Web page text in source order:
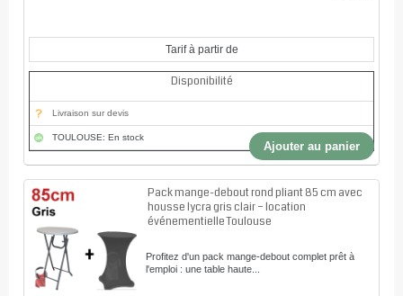
Tarif à partir de
Disponibilité
Livraison sur devis
TOULOUSE: En stock
Ajouter au panier
Pack mange-debout rond pliant 85 cm avec
housse lycra gris clair – location
événementielle Toulouse
Profitez d'un pack mange-debout complet prêt à
l'emploi : une table haute...